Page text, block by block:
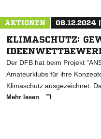
AKTIONEN 08.12.2024
KLIMASCHUTZ:
Der DFB hat beim Projekt
Amateurklubs für ihre
Klimaschutz ausgezeichnet.
Mehr lesen